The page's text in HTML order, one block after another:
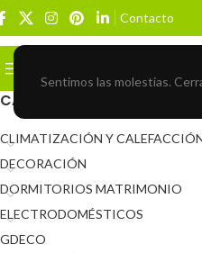
Sentimos las molestias.
Contacto
CATEGORÍAS DEL PRODUCTO
CLIMATIZACIÓN Y
DECORACIÓN
DORMITORIOS MATRIMONIO
ELECTRODOMÉSTICOS
GDECO